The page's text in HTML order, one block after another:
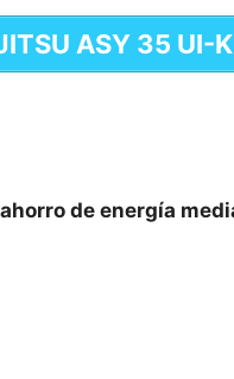
ASY 35 UI-
de energía